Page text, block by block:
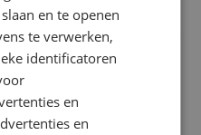
de 3 en 10 minuten.
bezoekers een betere
maand kans op
en te openen
te verwerken,
identificatoren
en
en